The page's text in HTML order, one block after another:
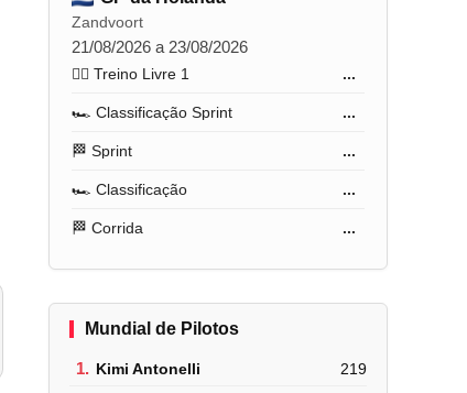
Zandvoort
21/08/2026 a 23/08/2026
🏋️‍♂️ Treino Livre 1 ...
🏎️ Classificação Sprint ...
🏁 Sprint ...
🏎️ Classificação ...
🏁 Corrida ...
Mundial de Pilotos
1. Kimi Antonelli 219